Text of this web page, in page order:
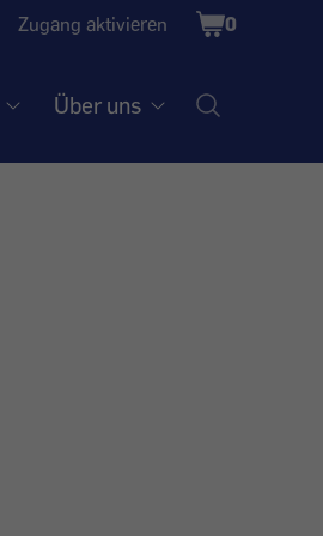
Zugang aktivieren
Shopping
Cart
0
Über uns